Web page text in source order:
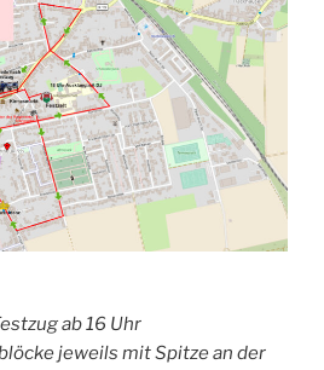
ab 16 Uhr
jeweils mit Spitze an der